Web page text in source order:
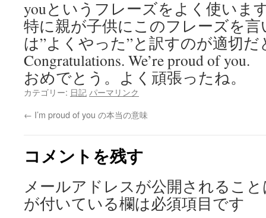
youというフレーズをよく使いま
特に親が子供にこのフレーズを
は”よくやった”と訳すのが適切
Congratulations. We’re proud of you.
おめでとう。よく頑張ったね。
カテゴリー: 日記 パーマリンク
← I’m proud of you の本当の意味
コメントを残す
メールアドレスが公開されるこ
が付いている欄は必須項目です